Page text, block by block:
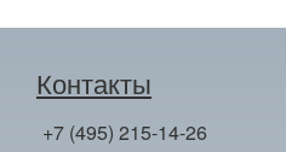
Контакты
+7 (495) 215-14-26